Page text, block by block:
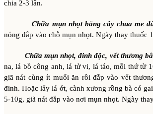
chia 2-3 lần.
Chữa mụn nhọt bằng cây chua me
nóng đắp vào chỗ mụn nhọt. Ngày thay thuốc
Chữa mụn nhọt, đinh độc, vết thương
na, lá bồ công anh, lá tử vi, lá táo, mỗi thứ từ
giã nát cùng ít muối ăn rồi đắp vào vết
đinh. Hoặc lấy lá ớt, cành xương rồng bà có
5-10g, giã nát đắp vào nơi mụn nhọt. Ngày